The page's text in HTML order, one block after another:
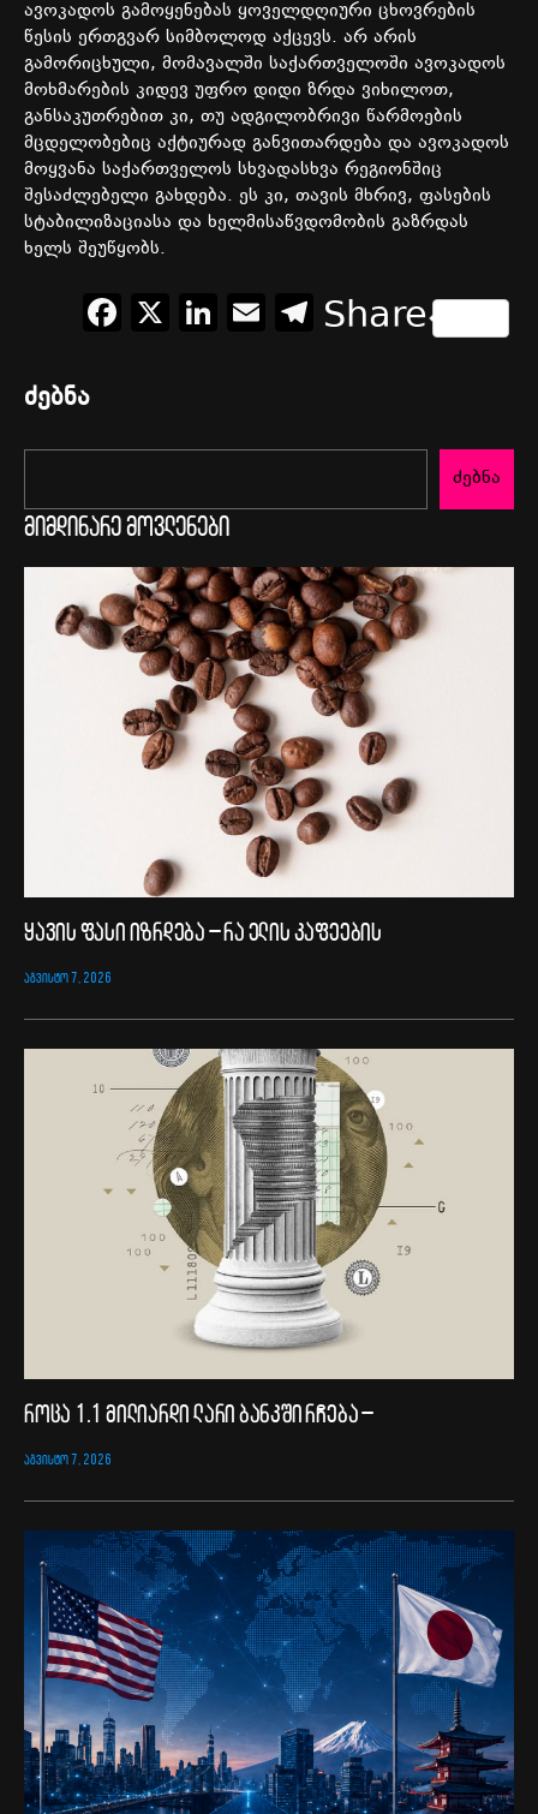
ავოკადოს გამოყენებას ყოველდღიური ცხოვრების
წესის ერთგვარ სიმბოლოდ აქცევს. არ არის
გამორიცხული, მომავალში საქართველოში ავოკადოს
მოხმარების კიდევ უფრო დიდი ზრდა ვიხილოთ,
განსაკუთრებით კი, თუ ადგილობრივი წარმოების
მცდელობებიც აქტიურად განვითარდება და ავოკადოს
მოყვანა საქართველოს სხვადასხვა რეგიონშიც
შესაძლებელი გახდება. ეს კი, თავის მხრივ, ფასების
სტაბილიზაციასა და ხელმისაწვდომობის გაზრდას
ხელს შეუწყობს.
Facebook
X LinkedIn
EmailTelegram
Share
ძებნა
ძებნა
მიმდინარე მოვლენები
ყავის ფასი იზრდება – რა ელის კაფეების
ᲐᲒᲕᲘᲡᲢᲝ 7, 2026
როცა 1.1 მილიარდი ლარი ბანკში რჩება –
ᲐᲒᲕᲘᲡᲢᲝ 7, 2026